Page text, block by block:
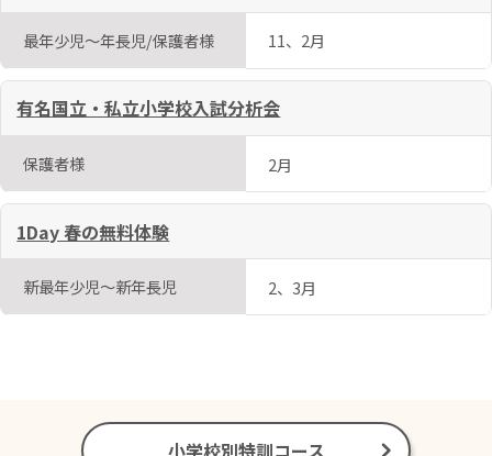
最年少児～年長児/保護者様 11、2月
有名国立・私立小学校入試分析会
保護者様 2月
1Day 春の無料体験
新最年少児～新年長児 2、3月
小学校別特訓コース